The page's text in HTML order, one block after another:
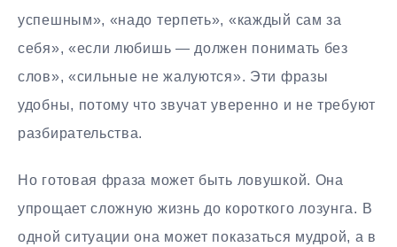
успешным», «надо терпеть», «каждый сам за
себя», «если любишь — должен понимать без
слов», «сильные не жалуются». Эти фразы
удобны, потому что звучат уверенно и не требуют
разбирательства.
Но готовая фраза может быть ловушкой. Она
упрощает сложную жизнь до короткого лозунга. В
одной ситуации она может показаться мудрой, а в